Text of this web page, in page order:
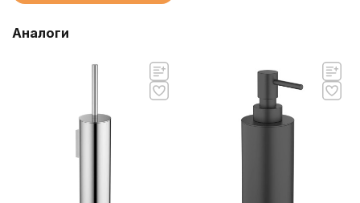
Аналоги